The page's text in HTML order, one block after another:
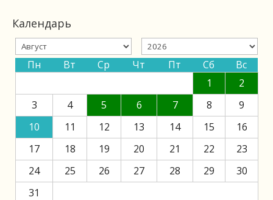
Календарь
Пн Вт Ср Чт Пт Сб
Вс
1
2
3
4 5 6 7 8
9
10
11 12 13 14 15
16
17
18 19 20 21 22
23
24
25 26 27 28 29
30
31